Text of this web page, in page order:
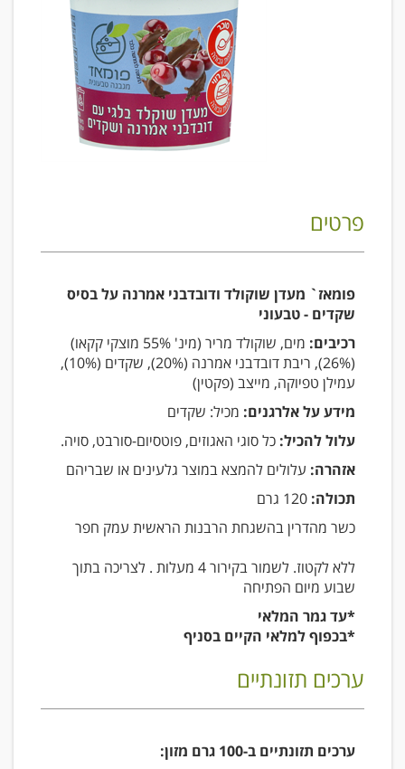
פרטים
פומאז` מעדן שוקולד ודובדבני אמרנה על בסיס
שקדים - טבעוני
רכיבים:
מים, שוקולד מריר (מינ' 55% מוצקי קקאו)
(26%), ריבת דובדבני אמרנה (20%), שקדים (10%),
עמילן טפיוקה, מייצב (פקטין)
מידע על אלרגנים: מכיל: שקדים
עלול להכיל: כל סוגי האגוזים, פוטסיום-סורבט, סויה.
אזהרה: עלולים להמצא במוצר גלעינים או שבריהם
תכולה:
כשר מהדרין בהשגחת הרבנות הראשית עמק חפר
ללא לקטוז. לשמור בקירור 4 מעלות . לצריכה בתוך
שבוע מיום הפתיחה
*עד גמר המלאי
*בכפוף למלאי הקיים בסניף
ערכים תזונתיים
ערכים תזונתיים ב-100 גרם מזון: